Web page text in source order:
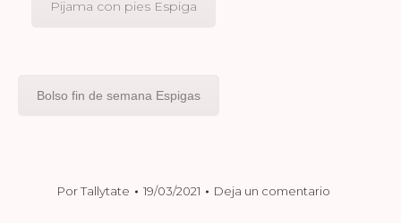
Pijama con pies Espiga
Bolso fin de semana Espigas
PorTallytate 19/03/2021 Deja un comentario